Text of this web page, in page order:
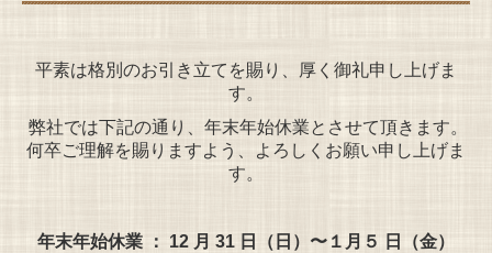
平素は格別のお引き立てを賜り、厚く御礼申し上げま
す。
弊社では下記の通り、年末年始休業とさせて頂きます。
何卒ご理解を賜りますよう、よろしくお願い申し上げま
す。
年末年始休業 ： 12 月 31 日（日）〜１月５ 日（金）